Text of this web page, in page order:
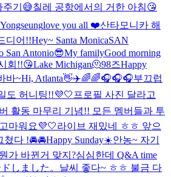
주기😅칠레 공항에서의 거한 아침😘
love you all ❤️산타모니카 해
디어!!Hey~ Santa MonicaSAN
San Antonio😎My familyGood morning
회!!😘Lake Michigan🫠98즈Happy
바~Hi, Atlanta👋✈️🌈🌈🎧🎧🎧부끄럽
도 허니팅!!💜🤍 프로필 사진 달라고
활동 마무리 기념!! 모든 멤버들과 투
마워요💜🤍라이브 재밌네 ㅎㅎ 앞으
쳤다 !🚘🚘Happy Sunday☀️안농~ 자기
가 바뀐거 맞지?심심한데 Q&A time
しました。 날씨 좋다~ ㅎㅎ 불금 다